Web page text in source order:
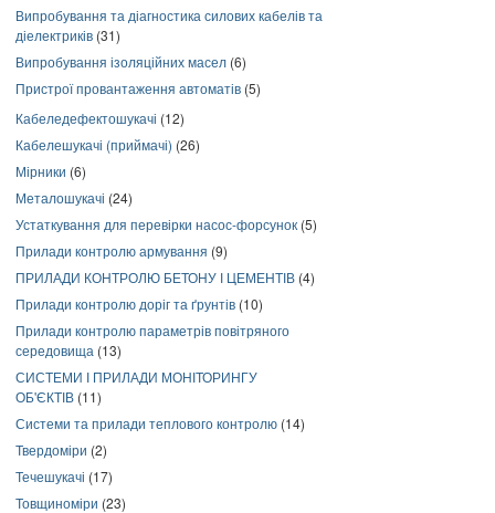
Випробування та діагностика силових кабелів та
діелектриків (31)
Випробування ізоляційних масел (6)
Пристрої провантаження автоматів (5)
Кабеледефектошукачі (12)
Кабелешукачі (приймачі) (26)
Мірники (6)
Металошукачі (24)
Устаткування для перевірки насос-форсунок (5)
Прилади контролю армування (9)
ПРИЛАДИ КОНТРОЛЮ БЕТОНУ І ЦЕМЕНТІВ (4)
Прилади контролю доріг та ґрунтів (10)
Прилади контролю параметрів повітряного
середовища (13)
СИСТЕМИ І ПРИЛАДИ МОНІТОРИНГУ
ОБ'ЄКТІВ (11)
Системи та прилади теплового контролю (14)
Твердоміри (2)
Течешукачі (17)
Товщиноміри (23)